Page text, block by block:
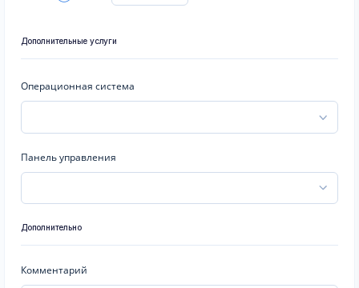
Дополнительные услуги
Операционная система
Панель управления
Дополнительно
Комментарий